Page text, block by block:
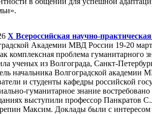
Х Всероссийская научно-
Академии МВД России 19-20
комплексная проблема
ученых из Волгограда, Санкт-
начальника Волгоградской
и студенты кафедры российской
гуманитарное знание
выступили профессор
Максим. Доклады были с